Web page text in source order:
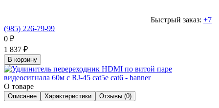
Быстрый заказ: +7
(985) 226-79-99
0 ₽
1 837 ₽
В корзину
О товаре
Описание Характеристики Отзывы (0)